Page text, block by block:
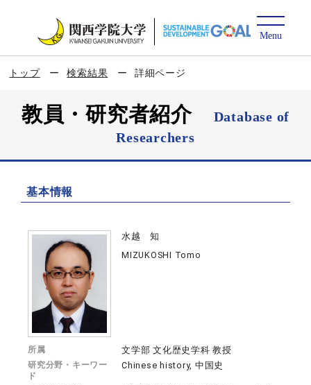
トップ 検索結果 詳細ページ
教員・研究者紹介
Database of
Researchers
基本情報
水越 知
MIZUKOSHI Tomo
所属 文学部 文化歴史学科 教授
研究分野・キーワー
ド
Chinese history, 中国史